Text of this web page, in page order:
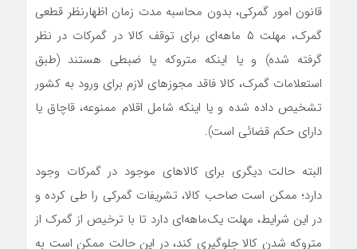
قانون امور گمرکی، بدون محاسبه مدت زمان اظهارنظر قطعی
گمرک، مهلت ۵ ماهه‌ای برای توقف کالا در گمرکات در نظر
گرفته شده) و یا اینکه متروکه یا ضبطی هستند (طبق
استعلامات گمرک، کالا فاقد مجوزهای لازم برای ورود به کشور
تشخیص داده شده و یا اینکه شامل اقلام ممنوعه، قاچاق یا
دارای حکم قضائی است).
البته حالت دیگری برای کالاهای موجود در گمرکات وجود
دارد؛ ممکن است صاحب کالا، تشریفات گمرکی را طی کرده و
در این شرایط، مهلت یک‌ماهه‌ای دارد تا با ترخیص از گمرک از
متروکه شدن کالا جلوگیری کند، در این حالت ممکن است به